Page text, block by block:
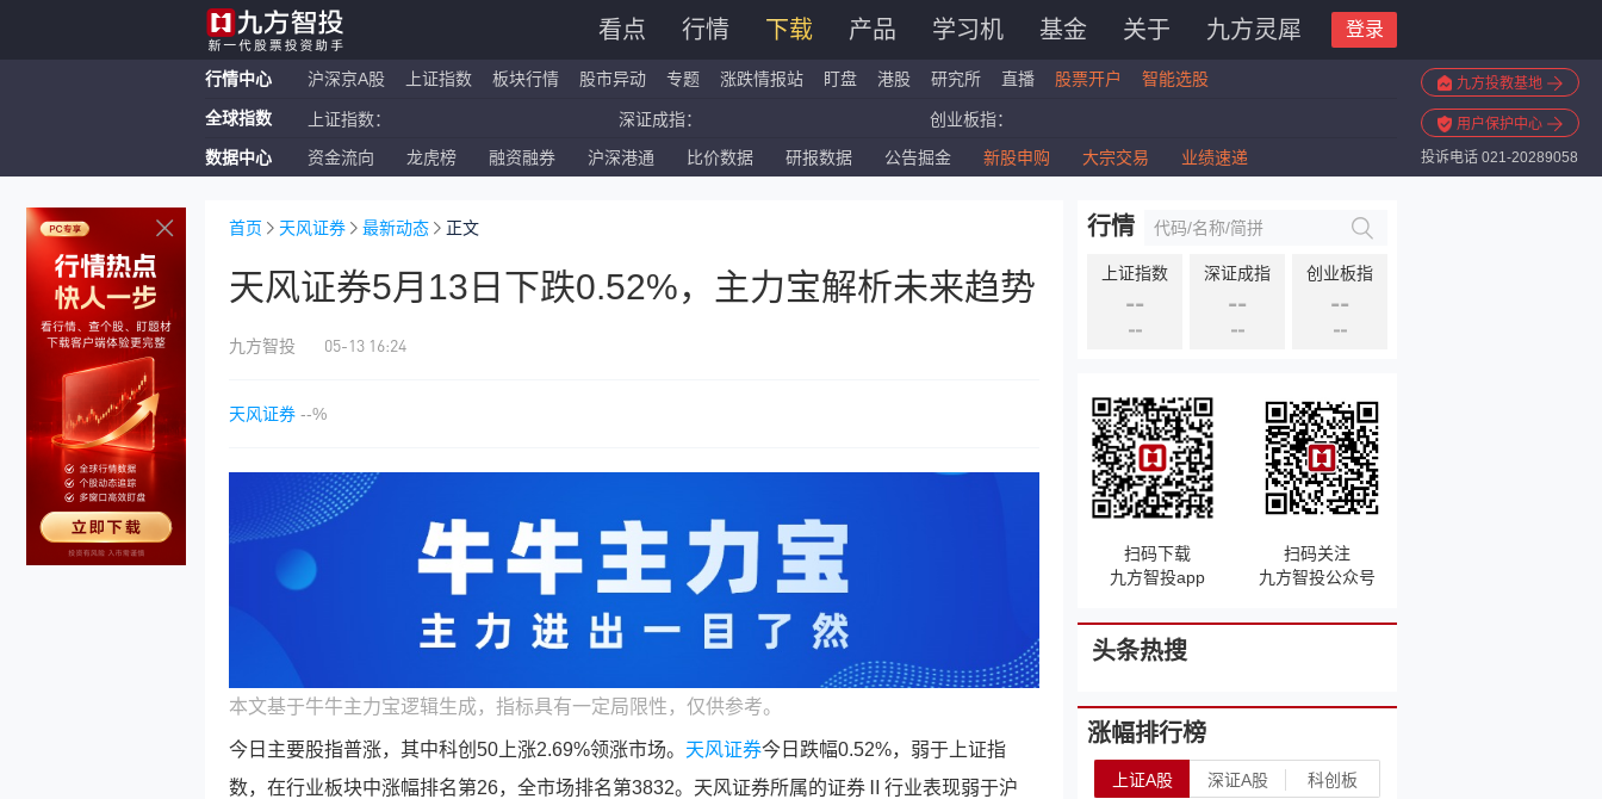
看点 行情 下载 产品 学习机 基金 关于 九方灵犀 登录
行情中心 沪深京A股 上证指数 板块行情 股市异动 专题 涨跌情报站 盯盘 港股 研究所 直播 股票开户 智能选股 九方投教基地
用户保护中心
投诉电话 021-20289058
全球指数 上证指数： 深证成指： 创业板指：
恒生指数： 国企指数： 红筹指数：
数据中心 资金流向 龙虎榜 融资融券 沪深港通 比价数据 研报数据 公告掘金 新股申购 大宗交易 业绩速递
首页 天风证券 最新动态 正文
天风证券5月13日下跌0.52%，主力宝解析未来趋势
九方智投 05-13 16:24
天风证券 --%
本文基于牛牛主力宝逻辑生成，指标具有一定局限性，仅供参考。
今日主要股指普涨，其中科创50上涨2.69%领涨市场。 天风证券今日跌幅0.52%，弱于上证指
数，在行业板块中涨幅排名第26，全市场排名第3832。 天风证券所属的证券Ⅱ行业表现弱于沪
行情
上证指数
--
--
深证成指
--
--
创业板指
--
--
扫码下载
九方智投app
扫码关注
九方智投公众号
头条热搜
涨幅排行榜
上证A股 深证A股 科创板